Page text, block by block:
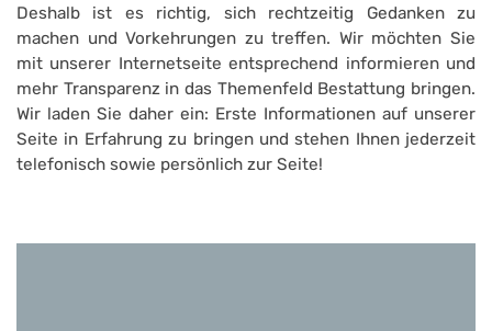
Deshalb ist es richtig, sich rechtzeitig Gedanken zu
machen und Vorkehrungen zu treffen. Wir möchten Sie
mit unserer Internetseite entsprechend informieren und
mehr Transparenz in das Themenfeld Bestattung bringen.
Wir laden Sie daher ein: Erste Informationen auf unserer
Seite in Erfahrung zu bringen und stehen Ihnen jederzeit
telefonisch sowie persönlich zur Seite!